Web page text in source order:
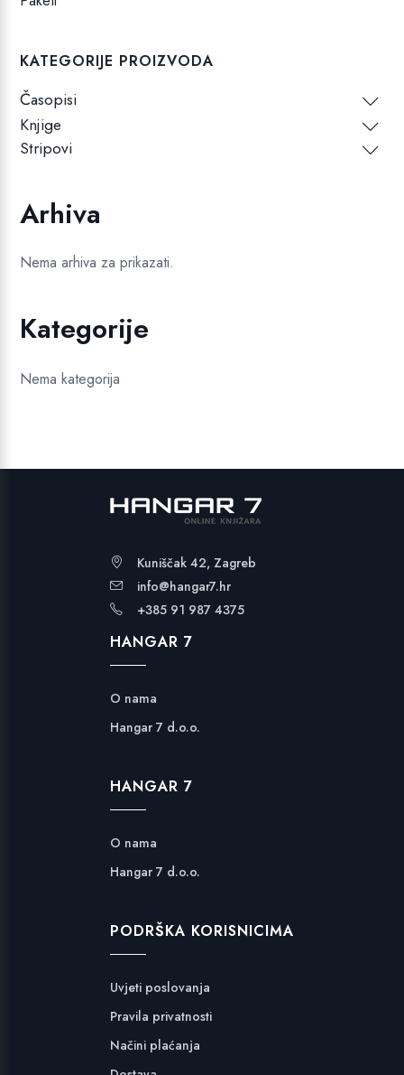
KATEGORIJE PROIZVODA
Časopisi
Knjige
Stripovi
Arhiva
Nema arhiva za prikazati.
Kategorije
Nema kategorija
Kuniščak 42, Zagreb
info@hangar7.hr
+385 91 987 4375
HANGAR 7
O nama
Hangar 7 d.o.o.
HANGAR 7
O nama
Hangar 7 d.o.o.
PODRŠKA KORISNICIMA
Uvjeti poslovanja
Pravila privatnosti
Načini plaćanja